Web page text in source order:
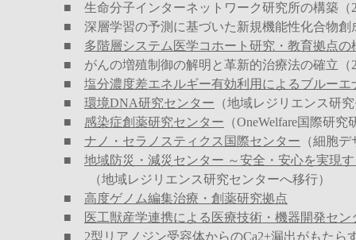
■ 生命分子インターネットワーク研究所の構築（
■ 深層学習の予測に基づいた新規機能性化合物
■ 多階層システム医学コホート研究・教育拠点
■ がんの増殖制御の解明と革新的治療法の確立（
■ 塩分濃度差エネルギー有効利用によるブルー
■ 環境DNA研究センター （地域レジリエンス研
■ 感染症創薬研究センター （OneWelfare国際研
■ ナノ・セラノスティクス国際センター （細胞
■ 地域防災・減災センター ～安全・安心を実現
（地域レジリエンス研究センターへ移行）
■ 高度ゲノム編集治療・創薬研究拠点
■
医工獣産学連携による医療技術・機器開発セン
■ 2型リアノジン受容体からのCa2+漏出がもた